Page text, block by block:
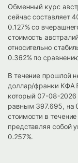
Обменный курс
сейчас составляет
0.127% со
стоимость
относительно
0.362% по
В течение прошлой
доллар/франки КФА
который 07-08-
равным 397.695, на
стоимости в
представляя собой
0.257%.